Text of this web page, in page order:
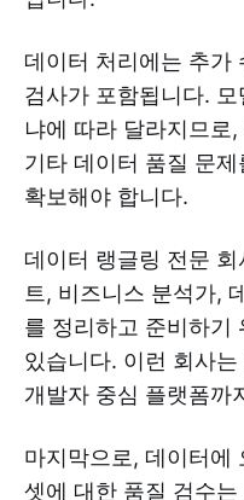
데이터 처리에는 추가
검사가 포함됩니다.
냐에 따라 달라지므로
기타 데이터 품질 문
확보해야 합니다.
데이터 랭글링 전문
트, 비즈니스 분석가,
를 정리하고 준비하기
있습니다. 이런 회사
개발자 중심 플랫폼까
마지막으로, 데이터에
셋에 대한 품질 검수